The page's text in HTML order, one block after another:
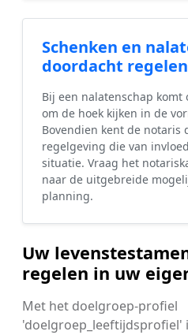
Schenken en
doordacht regelen
Bij een nalatenschap
om de hoek kijken in de
Bovendien kent de notaris
regelgeving die van
situatie. Vraag het
naar de uitgebreide
planning.
Uw
regelen in uw
Met het doelgroep-profiel
'doelgroep_leeftijdsprofiel'